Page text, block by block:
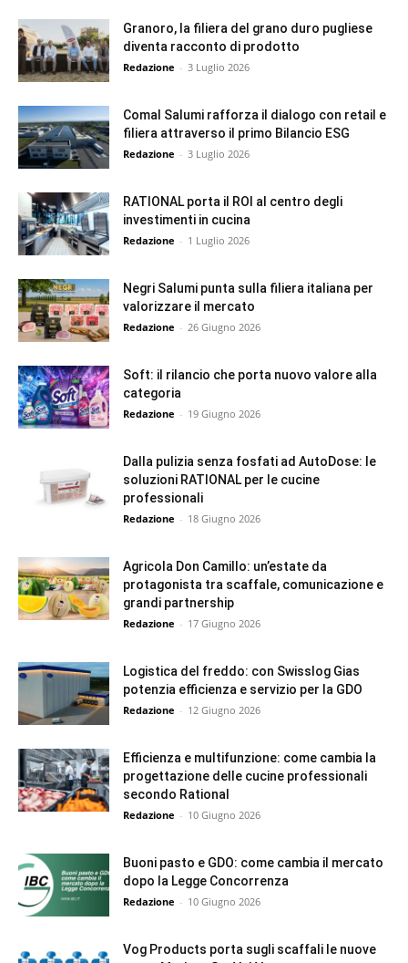
Granoro, la filiera del grano duro pugliese
diventa racconto di prodotto
Redazione - 3 Luglio 2026
Comal Salumi rafforza il dialogo con retail e
filiera attraverso il primo Bilancio ESG
Redazione - 3 Luglio 2026
RATIONAL porta il ROI al centro degli
investimenti in cucina
Redazione - 1 Luglio 2026
Negri Salumi punta sulla filiera italiana per
valorizzare il mercato
Redazione - 26 Giugno 2026
Soft: il rilancio che porta nuovo valore alla
categoria
Redazione - 19 Giugno 2026
Dalla pulizia senza fosfati ad AutoDose: le
soluzioni RATIONAL per le cucine
professionali
Redazione - 18 Giugno 2026
Agricola Don Camillo: un’estate da
protagonista tra scaffale, comunicazione e
grandi partnership
Redazione - 17 Giugno 2026
Logistica del freddo: con Swisslog Gias
potenzia efficienza e servizio per la GDO
Redazione - 12 Giugno 2026
Efficienza e multifunzione: come cambia la
progettazione delle cucine professionali
secondo Rational
Redazione - 10 Giugno 2026
Buoni pasto e GDO: come cambia il mercato
dopo la Legge Concorrenza
Redazione - 10 Giugno 2026
Vog Products porta sugli scaffali le nuove